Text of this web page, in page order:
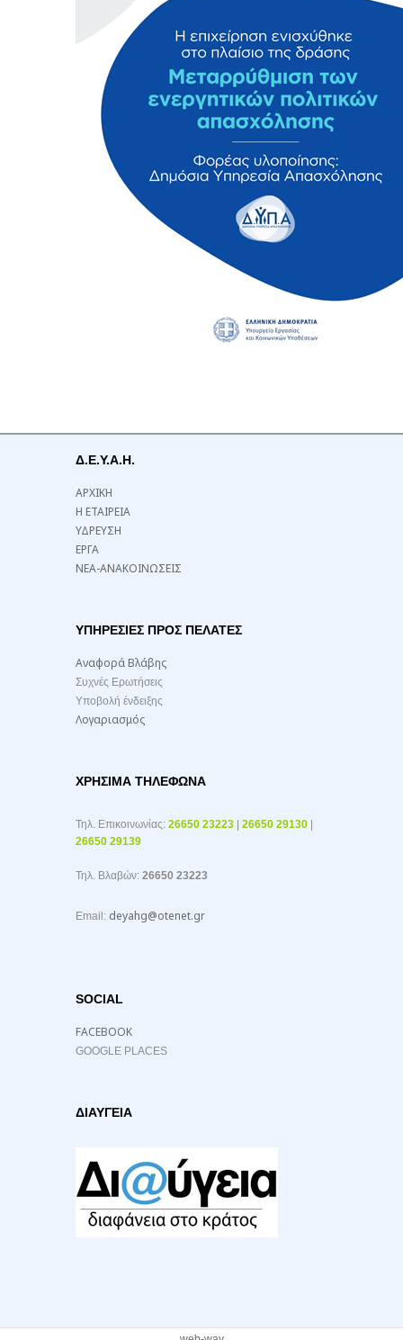
Δ.Ε.Υ.Α.Η.
ΑΡΧΙΚΗ
Η ΕΤΑΙΡΕΙΑ
ΥΔΡΕΥΣΗ
ΕΡΓΑ
ΝΕΑ-ΑΝΑΚΟΙΝΩΣΕΙΣ
ΥΠΗΡΕΣΙΕΣ ΠΡΟΣ ΠΕΛΑΤΕΣ
Αναφορά Βλάβης
Συχνές Ερωτήσεις
Υποβολή ένδειξης
Λογαριασμός
ΧΡΉΣΙΜΑ ΤΗΛΈΦΩΝΑ
Τηλ. Επικοινωνίας: 26650 23223 26650 29130
26650 29139
Τηλ. Βλαβών: 26650 23223
Email: deyahg@otenet.gr
SOCIAL
FACEBOOK
GOOGLE PLACES
ΔΙΑΥΓΕΙΑ